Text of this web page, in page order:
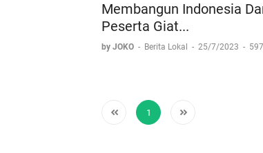
Membangun Indonesia
Peserta Giat...
by JOKO - Berita Lokal - 25/7/2023 -
1